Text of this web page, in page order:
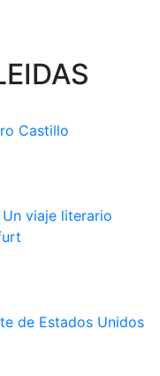
Castillo
viaje literario
de Estados Unidos